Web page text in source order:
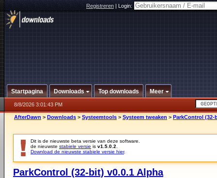
Registreren|Login:
Startpagina Downloads Top downloads Meer
8/8/2026 3:01:43 PM
AfterDawn > Downloads > Systeemtools > Systeem tweaken > ParkControl (32-
Dit is de nieuwste beta versie van deze software.
de nieuwste stabiele versie is v1.5.0.2
Download de nieuwste stabiele versie hier.
ParkControl (32-bit) v0.0.1 Alpha